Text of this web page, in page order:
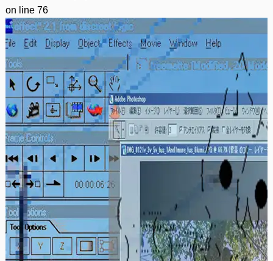
on line 76